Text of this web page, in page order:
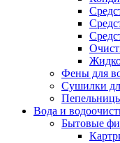
Фены для
Сушилки
Вода и
Бытовые